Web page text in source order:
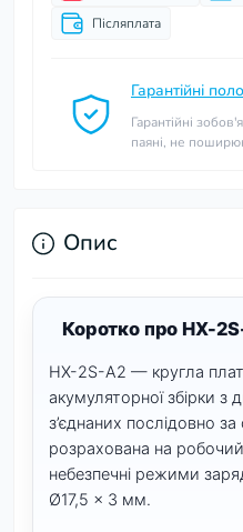
Післяплата
Гарантійні
Гарантійні
паяні, не
Опис
Коротко про HX-
HX-2S-A2 — кругла
акумуляторної збірки з
з’єднаних послідовно
розрахована на
небезпечні режими
Ø17,5 × 3 мм.